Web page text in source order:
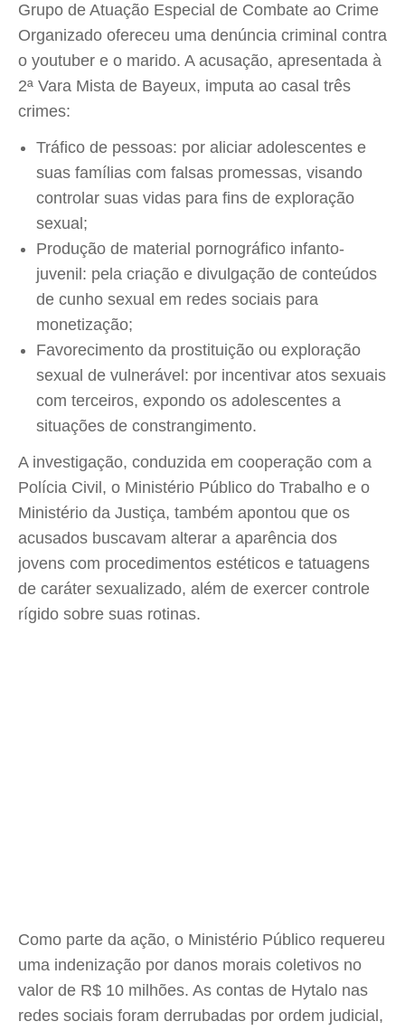
Grupo de Atuação Especial de Combate ao Crime
Organizado ofereceu uma denúncia criminal contra
o youtuber e o marido. A acusação, apresentada à
2ª Vara Mista de Bayeux, imputa ao casal três
crimes:
Tráfico de pessoas: por aliciar adolescentes e
suas famílias com falsas promessas, visando
controlar suas vidas para fins de exploração
sexual;
Produção de material pornográfico infanto-
juvenil: pela criação e divulgação de conteúdos
de cunho sexual em redes sociais para
monetização;
Favorecimento da prostituição ou exploração
sexual de vulnerável: por incentivar atos sexuais
com terceiros, expondo os adolescentes a
situações de constrangimento.
A investigação, conduzida em cooperação com a
Polícia Civil, o Ministério Público do Trabalho e o
Ministério da Justiça, também apontou que os
acusados buscavam alterar a aparência dos
jovens com procedimentos estéticos e tatuagens
de caráter sexualizado, além de exercer controle
rígido sobre suas rotinas.
Como parte da ação, o Ministério Público requereu
uma indenização por danos morais coletivos no
valor de R$ 10 milhões. As contas de Hytalo nas
redes sociais foram derrubadas por ordem judicial,